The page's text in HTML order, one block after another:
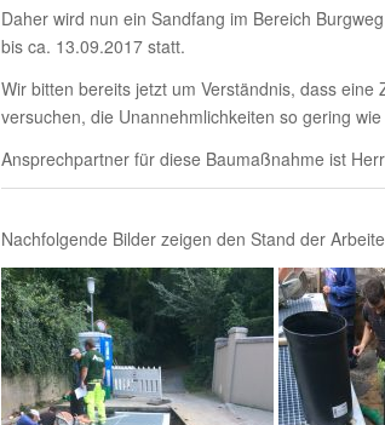
Daher wird nun ein Sandfang im Bereich
bis ca. 13.09.2017 statt.
Wir bitten bereits jetzt um Verständnis, dass
versuchen, die Unannehmlichkeiten so gering
Ansprechpartner für diese Baumaßnahme ist
Nachfolgende Bilder zeigen den Stand der